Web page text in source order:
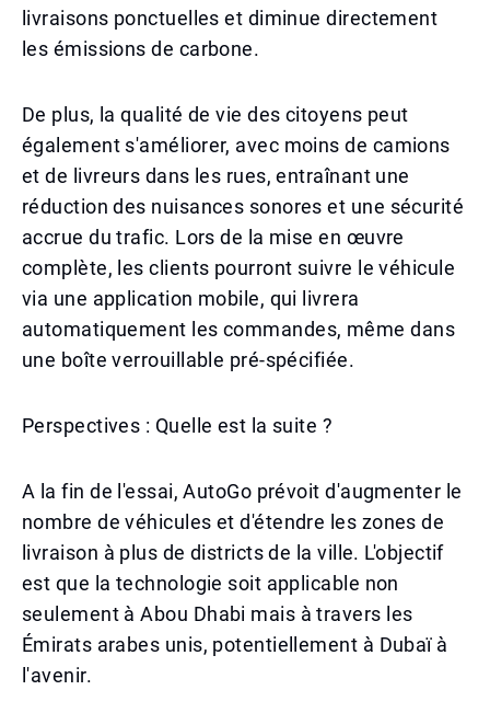
livraisons ponctuelles et diminue directement
les émissions de carbone.
De plus, la qualité de vie des citoyens peut
également s'améliorer, avec moins de camions
et de livreurs dans les rues, entraînant une
réduction des nuisances sonores et une sécurité
accrue du trafic. Lors de la mise en œuvre
complète, les clients pourront suivre le véhicule
via une application mobile, qui livrera
automatiquement les commandes, même dans
une boîte verrouillable pré-spécifiée.
Perspectives : Quelle est la suite ?
A la fin de l'essai, AutoGo prévoit d'augmenter le
nombre de véhicules et d'étendre les zones de
livraison à plus de districts de la ville. L'objectif
est que la technologie soit applicable non
seulement à Abou Dhabi mais à travers les
Émirats arabes unis, potentiellement à Dubaï à
l'avenir.